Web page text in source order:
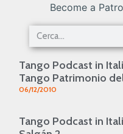
Become a
Tango Podcast in
Tango Patrimonio
06/12/2010
Tango Podcast in